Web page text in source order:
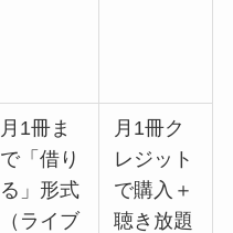
月1冊ま
で「借り
る」形式
（ライブ
月1冊ク
レジット
で購入＋
聴き放題